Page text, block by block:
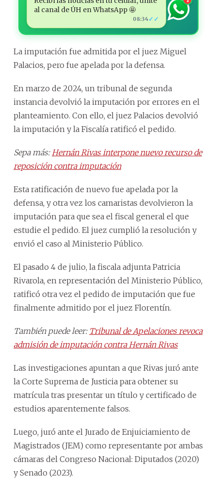
al canal de ÚH en WhatsApp 🤩
08:34✓✓
La imputación fue admitida por el juez Miguel
Palacios, pero fue apelada por la defensa.
En marzo de 2024, un tribunal de segunda
instancia devolvió la imputación por errores en el
planteamiento. Con ello, el juez Palacios devolvió
la imputación y la Fiscalía ratificó el pedido.
Sepa más: Hernán Rivas interpone nuevo recurso de
reposición contra imputación
Esta ratificación de nuevo fue apelada por la
defensa, y otra vez los camaristas devolvieron la
imputación para que sea el fiscal general el que
estudie el pedido. El juez cumplió la resolución y
envió el caso al Ministerio Público.
El pasado 4 de julio, la fiscala adjunta Patricia
Rivarola, en representación del Ministerio Público,
ratificó otra vez el pedido de imputación que fue
finalmente admitido por el juez Florentín.
También puede leer: Tribunal de Apelaciones revoca
admisión de imputación contra Hernán Rivas
Las investigaciones apuntan a que Rivas juró ante
la Corte Suprema de Justicia para obtener su
matrícula tras presentar un título y certificado de
estudios aparentemente falsos.
Luego, juró ante el Jurado de Enjuiciamiento de
Magistrados (JEM) como representante por ambas
cámaras del Congreso Nacional: Diputados (2020)
y Senado (2023).